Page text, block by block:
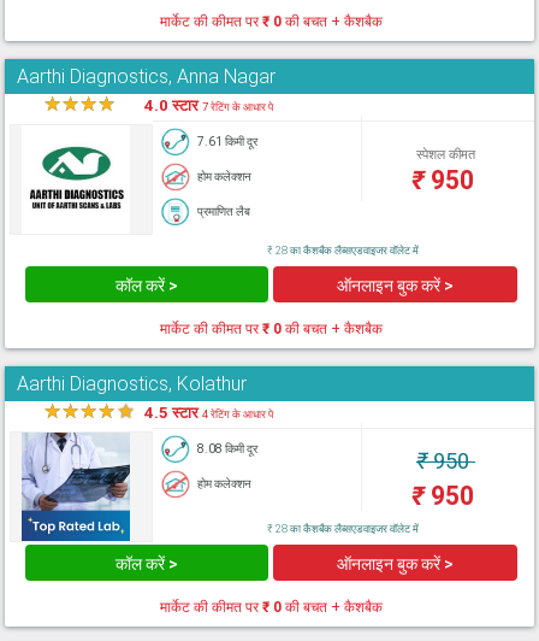
मार्केट की कीमत पर₹ 0की बचत + कैशबैक
Aarthi Diagnostics, Anna Nagar
★★★★ 4.0 स्टार7 रेटिंग के आधार पे
7.61 किमी दूर
होम कलेक्शन
प्रमाणित लैब
स्पेशल कीमत
₹950
₹ 28 का कैशबैक लैब्सएडवाइजर वॉलेट में
कॉल करें > ऑनलाइन बुक करें >
मार्केट की कीमत पर₹ 0की बचत + कैशबैक
Aarthi Diagnostics, Kolathur
★★★★★ 4.5 स्टार4 रेटिंग के आधार पे
8.08 किमी दूर
होम कलेक्शन
₹950
₹950
₹ 28 का कैशबैक लैब्सएडवाइजर वॉलेट में
कॉल करें > ऑनलाइन बुक करें >
मार्केट की कीमत पर₹ 0की बचत + कैशबैक